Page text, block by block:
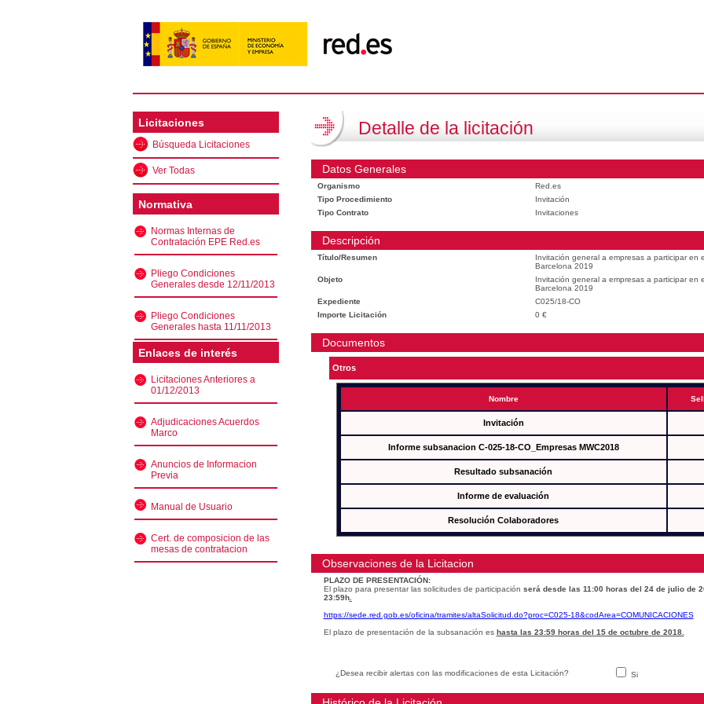
Licitaciones
Búsqueda Licitaciones
Ver Todas
Normativa
Normas Internas de
Contratación EPE Red.es
Pliego Condiciones
Generales desde 12/11/2013
Pliego Condiciones
Generales hasta 11/11/2013
Enlaces de interés
Licitaciones Anteriores a
01/12/2013
Adjudicaciones Acuerdos
Marco
Anuncios de Informacion
Previa
Manual de Usuario
Cert. de composicion de las
mesas de contratacion
Detalle de la licitación
Datos Generales
Organismo
Red.es
Tipo Procedimiento
Invitación
Tipo Contrato
Invitaciones
Descripción
Título/Resumen
Invitación general a empresas a participar en
Barcelona 2019
Objeto
Invitación general a empresas a participar en
Barcelona 2019
Expediente
C025/18-CO
Importe Licitación
0 €
Documentos
Otros
Nombre
Invitación
Informe subsanacion C-025-18-CO_Empresas MWC2018
Resultado subsanación
Informe de evaluación
Resolución Colaboradores
Observaciones de la Licitacion
PLAZO DE PRESENTACIÓN:
El plazo para presentar las solicitudes de participación será desde las 11:00 horas del 24 de julio de
23:59h.
https://sede.red.gob.es/oficina/tramites/altaSolicitud.do?proc=C025-18&codArea=COMUNICACIONES
El plazo de presentación de la subsanación es hasta las 23:59 horas del 15 de octubre de 2018.
¿Desea recibir alertas con las modificaciones de esta Licitación? Si